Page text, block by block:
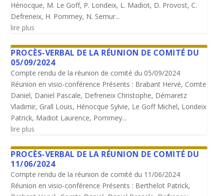
Hénocque, M. Le Goff, P. Londeix, L. Madiot, D. Provost, C.
Defreneix, H. Pommey, N. Semur...
lire plus
PROCÈS-VERBAL DE LA RÉUNION DE COMITÉ DU
05/09/2024
Compte rendu de la réunion de comité du 05/09/2024
Réunion en visio-conférence Présents : Brabant Hervé, Comte
Daniel, Daniel Pascale, Defreneix Christophe, Démaretz
Vladimir, Grall Louis, Hénocque Sylvie, Le Goff Michel, Londeix
Patrick, Madiot Laurence, Pommey...
lire plus
PROCÈS-VERBAL DE LA RÉUNION DE COMITÉ DU
11/06/2024
Compte rendu de la réunion de comité du 11/06/2024
Réunion en visio-conférence Présents : Berthelot Patrick,